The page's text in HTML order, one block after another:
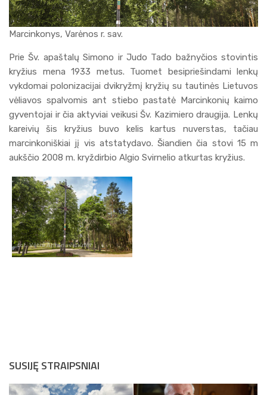
Marcinkonys, Varėnos r. sav.
Prie Šv. apaštalų Simono ir Judo Tado bažnyčios stovintis
kryžius mena 1933 metus. Tuomet besipriešindami lenkų
vykdomai polonizacijai dvikryžmį kryžių su tautinės Lietuvos
vėliavos spalvomis ant stiebo pastatė Marcinkonių kaimo
gyventojai ir čia aktyviai veikusi Šv. Kazimiero draugija. Lenkų
kareivių šis kryžius buvo kelis kartus nuverstas, tačiau
marcinkoniškiai jį vis atstatydavo. Šiandien čia stovi 15 m
aukščio 2008 m. kryždirbio Algio Svirnelio atkurtas kryžius.
fot. Vėtrė Antanavičiūtė
SUSIJĘ STRAIPSNIAI